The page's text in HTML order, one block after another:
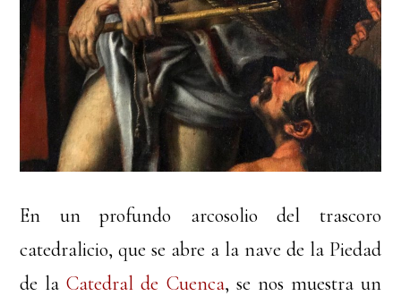
En un profundo arcosolio del trascoro
catedralicio, que se abre a la nave de la Piedad
de laCatedral de Cuenca, se nos muestra un